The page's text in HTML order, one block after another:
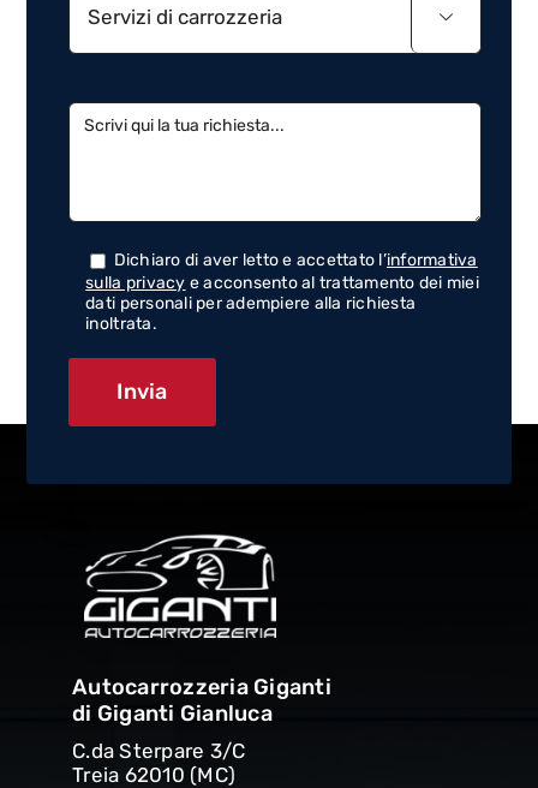

Dichiaro di aver letto e accettato l’informativa
sulla privacy e acconsento al trattamento dei miei
dati personali per adempiere alla richiesta
inoltrata.
Autocarrozzeria Giganti
di Giganti Gianluca
C.da Sterpare 3/C
Treia 62010 (MC)